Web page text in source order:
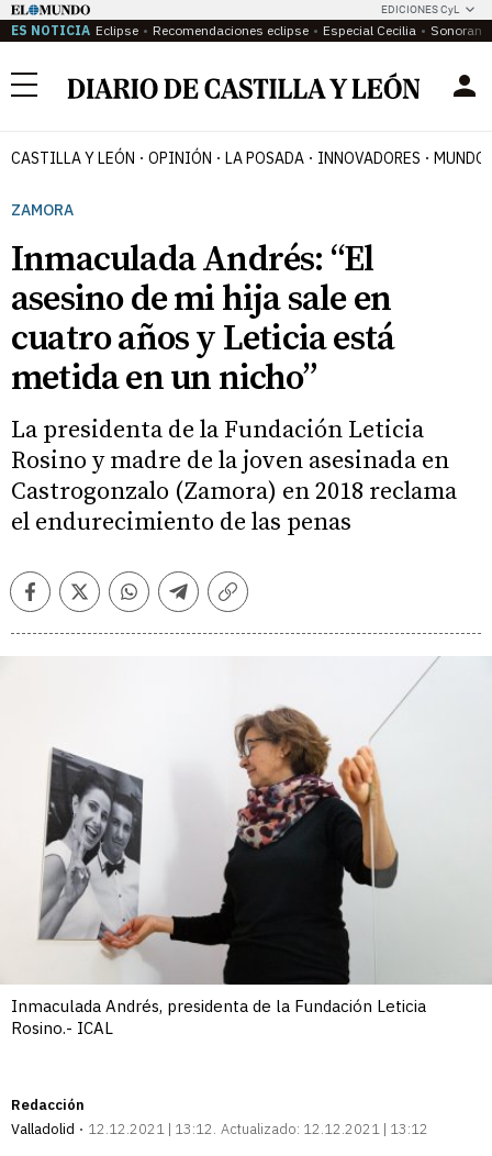
EDICIONES CyL
ES NOTICIA Eclipse Recomendaciones eclipse Especial Cecilia
Menú
CASTILLA Y LEÓN OPINIÓN LA POSADA INNOVADORES MUNDO
ZAMORA
Inmaculada Andrés: “El
asesino de mi hija sale en
cuatro años y Leticia está
metida en un nicho”
La presidenta de la Fundación Leticia
Rosino y madre de la joven asesinada en
Castrogonzalo (Zamora) en 2018 reclama
el endurecimiento de las penas
FacebookTwitterWhatsappTelegramCopiar
Inmaculada Andrés, presidenta de la Fundación Leticia
Rosino.- ICAL
Redacción
Valladolid
12.12.2021 | 13:12 Actualizado: 12.12.2021 | 13:12